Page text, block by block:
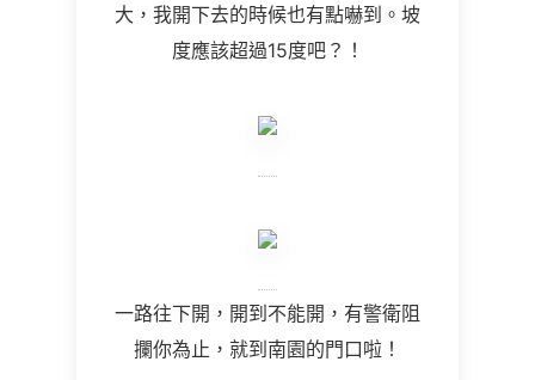
大，我開下去的時候也有點嚇到。坡
度應該超過15度吧？！
一路往下開，開到不能開，有警衛阻
攔你為止，就到南園的門口啦！